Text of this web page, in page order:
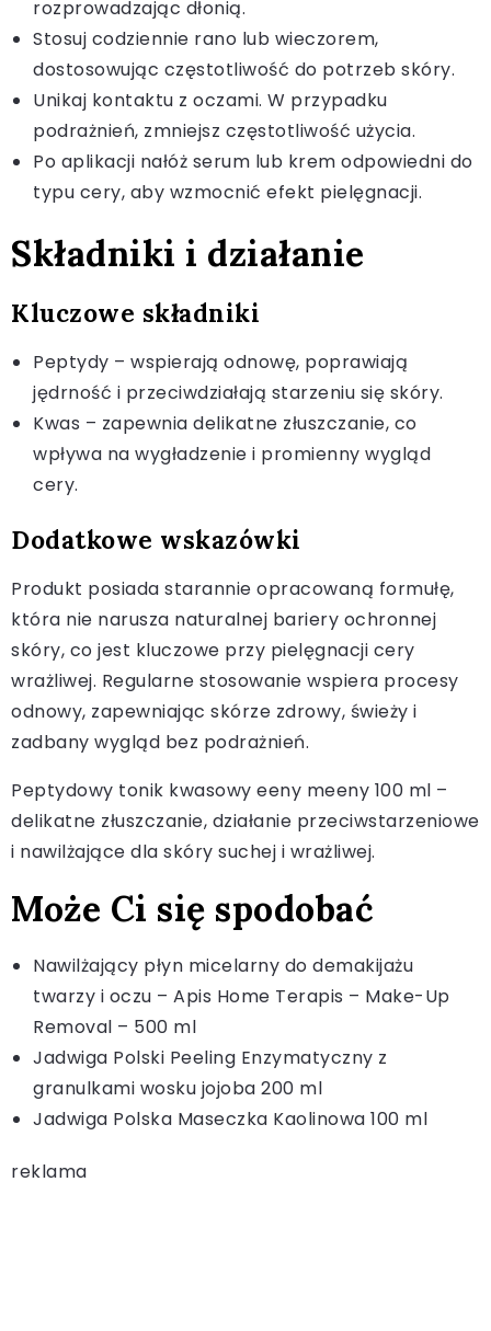
rozprowadzając dłonią.
Stosuj codziennie rano lub wieczorem,
dostosowując częstotliwość do potrzeb skóry.
Unikaj kontaktu z oczami. W przypadku
podrażnień, zmniejsz częstotliwość użycia.
Po aplikacji nałóż serum lub krem odpowiedni do
typu cery, aby wzmocnić efekt pielęgnacji.
Składniki i działanie
Kluczowe składniki
Peptydy – wspierają odnowę, poprawiają
jędrność i przeciwdziałają starzeniu się skóry.
Kwas – zapewnia delikatne złuszczanie, co
wpływa na wygładzenie i promienny wygląd
cery.
Dodatkowe wskazówki
Produkt posiada starannie opracowaną formułę,
która nie narusza naturalnej bariery ochronnej
skóry, co jest kluczowe przy pielęgnacji cery
wrażliwej. Regularne stosowanie wspiera procesy
odnowy, zapewniając skórze zdrowy, świeży i
zadbany wygląd bez podrażnień.
Peptydowy tonik kwasowy eeny meeny 100 ml –
delikatne złuszczanie, działanie przeciwstarzeniowe
i nawilżające dla skóry suchej i wrażliwej.
Może Ci się spodobać
Nawilżający płyn micelarny do demakijażu
twarzy i oczu – Apis Home Terapis – Make-Up
Removal – 500 ml
Jadwiga Polski Peeling Enzymatyczny z
granulkami wosku jojoba 200 ml
Jadwiga Polska Maseczka Kaolinowa 100 ml
reklama